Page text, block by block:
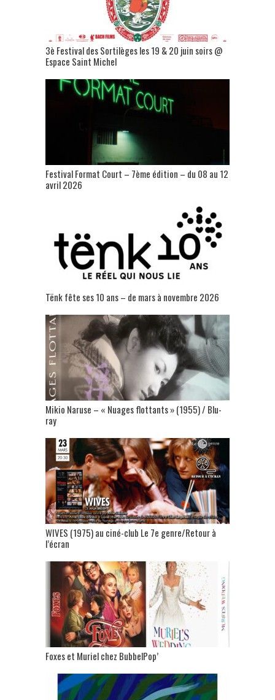
3è Festival des Sortilèges les 19 & 20 juin soirs @
Espace Saint Michel
Festival Format Court – 7ème édition – du 08 au 12
avril 2026
Tënk fête ses 10 ans – de mars à novembre 2026
Mikio Naruse – « Nuages flottants » (1955) / Blu-
ray
WIVES (1975) au ciné-club Le 7e genre/Retour à
l’écran
Foxes et Muriel chez BubbelPop’